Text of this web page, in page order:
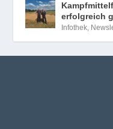
erfolgreich
Infothek,